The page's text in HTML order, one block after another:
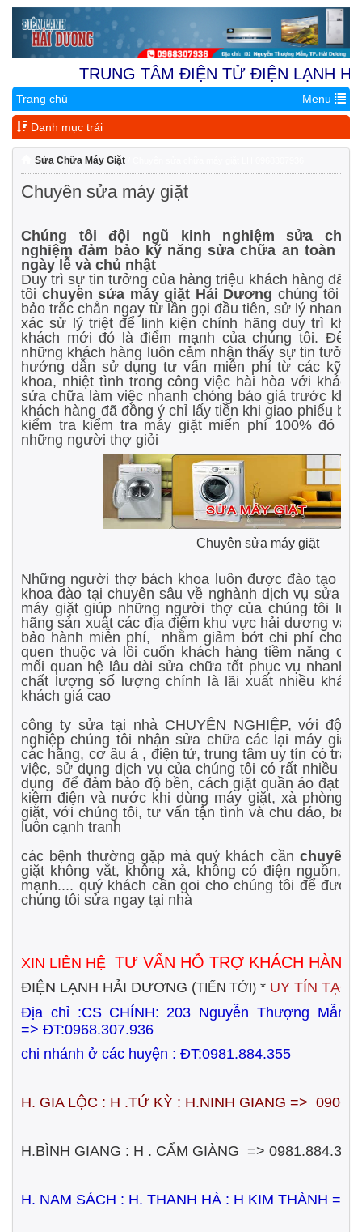
TRUNG TÂM ĐIỆN TỬ ĐIỆN LẠNH HẢI
Địa Chỉ 1:Nhà Vườn 9.4A
Trang chủ Menu
Danh mục trái
Sửa Chữa Máy Giặt
Chuyên sửa máy giặt
Chúng tôi đội ngũ kinh nghiệm sửa
nghiệm đảm bảo kỹ năng sửa chữa an toàn
ngày lễ và chủ nhật
Duy trì sự tin tưởng của hàng triệu khách hàng đã
tôi chuyên sửa máy giặt Hải Dương chúng tôi
bảo trắc chắn ngay từ lần gọi đầu tiên, sử lý nhanh
xác sử lý triệt để linh kiện chính hãng duy trì
khách mới đó là điểm mạnh của chúng tôi. Đến
những khách hàng luôn cảm nhận thấy sự tin
hướng dẫn sử dụng tư vấn miễn phí từ các kỹ
khoa, nhiệt tình trong công việc hài hòa với khách
sửa chữa làm việc nhanh chóng báo giá trước khi
khách hàng đã đồng ý chỉ lấy tiền khi giao phiếu
kiểm tra kiểm tra máy giặt miến phí 100% đó
những người thợ giỏi
Chuyên sửa máy giặt
Những người thợ bách khoa luôn được đào tạo từ
khoa đào tại chuyên sâu về nghành dịch vụ sửa
máy giặt giúp những người thợ của chúng tôi
hãng sản xuất các địa điểm khu vực hải dương và
bảo hành miễn phí, nhằm giảm bớt chi phí cho
quen thuộc và lôi cuốn khách hàng tiềm năng
mối quan hệ lâu dài sửa chữa tốt phục vụ nhanh
chất lượng số lượng chính là lãi xuất nhiều
khách giá cao
công ty sửa tại nhà CHUYÊN NGHIỆP, với đội
nghiệp chúng tôi nhận sửa chữa các lại máy
các hãng, cơ âu á , điện tử, trung tâm uy tín có
việc, sử dụng dịch vụ của chúng tôi có rất nhiều
dụng để đảm bảo độ bền, cách giặt quần áo đạt
kiệm điện và nước khi dùng máy giặt, xà phòng
giặt, với chúng tôi, tư vấn tận tình và chu đáo,
luôn cạnh tranh
các bệnh thường gặp mà quý khách cần chuyên
giặt không vắt, không xả, không có điện nguồn,
mạnh.... quý khách cần goi cho chúng tôi để
chúng tôi sửa ngay tại nhà
XIN LIÊN HỆ TƯ VẤN HỖ TRỢ KHÁCH HÀNG
ĐIỆN LẠNH HẢI DƯƠNG (TIẾN TỚI) * UY TÍN TẠO
Địa chỉ :CS CHÍNH: 203 Nguyễn Thượng Mẫn
=> ĐT:0968.307.936
chi nhánh ở các huyện : ĐT:0981.884.355
H. GIA LỘC : H .TỨ KỲ : H.NINH GIANG =>
H.BÌNH GIANG : H . CẨM GIÀNG => 0981.884.355
H. NAM SÁCH : H. THANH HÀ : H KIM THÀNH